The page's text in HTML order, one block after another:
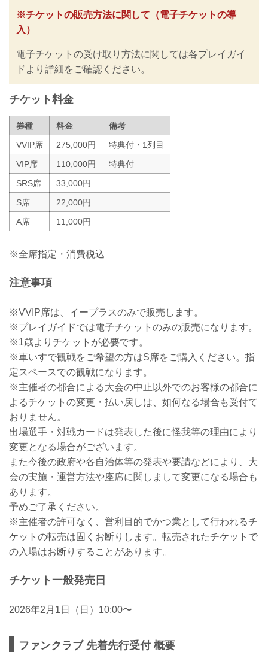
征矢貴 vs. トニー・ララミー
RIZIN MMAルール：5分3R（57.0kg）
RIZIN MMAルール：5分3R（66.0kg）
ビクター・コレスニック vs...
※チケットの販売方法に関して（電子チケットの導
入）
電子チケットの受け取り方法に関しては各プレイガイ
ドより詳細をご確認ください。
チケット料金
券種 料金
備考
VVIP席
275,000円
特典付・1列目
VIP席
110,000円
特典付
SRS席
33,000円
S席
22,000円
A席
11,000円
※全席指定・消費税込
注意事項
※VVIP席は、イープラスのみで販売します。
※プレイガイドでは電子チケットのみの販売になります。
※1歳よりチケットが必要です。
※車いすで観戦をご希望の方はS席をご購入ください。指
定スペースでの観戦になります。
※主催者の都合による大会の中止以外でのお客様の都合に
よるチケットの変更・払い戻しは、如何なる場合も受付て
おりません。
出場選手・対戦カードは発表した後に怪我等の理由により
変更となる場合がございます。
また今後の政府や各自治体等の発表や要請などにより、大
会の実施・運営方法や座席に関しまして変更になる場合も
あります。
予めご了承ください。
※主催者の許可なく、営利目的でかつ業として行われるチ
ケットの転売は固くお断りします。転売されたチケットで
の入場はお断りすることがあります。
チケット一般発売日
2026年2月1日（日）10:00〜
ファンクラブ 先着先行受付 概要